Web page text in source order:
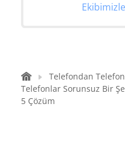
Telefondan
Telefonlar Sorunsuz Bir
5 Çözüm